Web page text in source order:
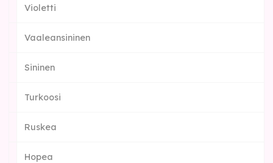
Violetti
Vaaleansininen
Sininen
Turkoosi
Ruskea
Hopea